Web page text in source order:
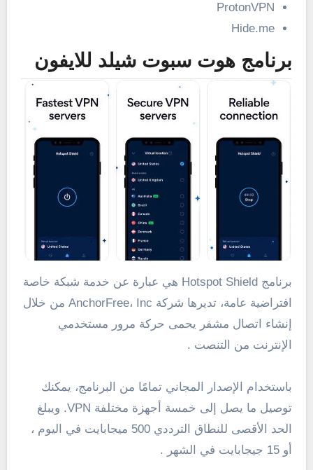
ProtonVPN
Hide.me
برنامج هوت سبوت شيلد للايفون
برنامج Hotspot Shield هي عبارة عن خدمة شبكة خاصة
افتراضية عامة، تديرها شركة AnchorFree، Inc من خلال
إنشاء اتصال مشفر يحمى حركة مرور مستخدمي
الإنترنت من التنصت .
باستخدام الإصدار المجاني تمامًا من البرنامج، يمكنك
توصيل ما يصل إلى خمسة أجهزة مختلفة VPN. ويبلغ
الحد الأقصى للنطاق الترددي 500 ميجابايت في اليوم ،
أو 15 جيجابايت في الشهر .